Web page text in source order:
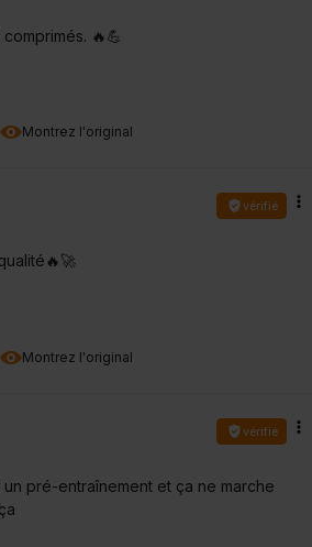
Montrez l'original
🔥💪
Montrez l'original
vérifié
vérifié
un pré-entraînement et ça ne marche